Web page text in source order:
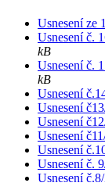
Usnesení ze
Usnesení č.
kB
Usnesení č.
kB
Usnesení
Usnesení
Usnesení
Usnesení
Usnesení
Usnesení č.
Usnesení